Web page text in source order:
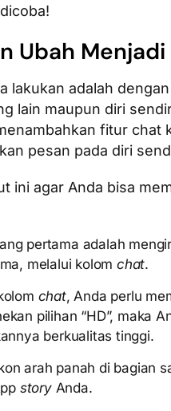
Ubah
lakukan adalah
lain maupun diri
fitur chat
pesan pada diri
ini agar Anda bisa
pertama adalah
melalui kolomchat.
chat, Anda perlu
pilihan “HD”, maka
berkualitas tinggi.
arah panah di bagian
story Anda.